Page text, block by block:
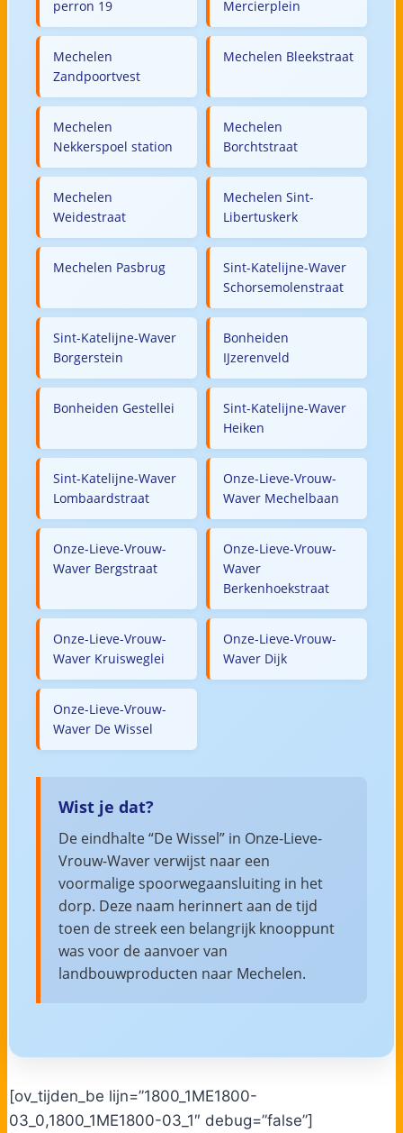
perron 19 Mercierplein
Mechelen
Zandpoortvest
Mechelen Bleekstraat
Mechelen
Nekkerspoel station
Mechelen
Borchtstraat
Mechelen
Weidestraat
Mechelen Sint-
Libertuskerk
Mechelen Pasbrug
Sint-Katelijne-Waver
Schorsemolenstraat
Sint-Katelijne-Waver
Borgerstein
Bonheiden
IJzerenveld
Bonheiden Gestellei
Sint-Katelijne-Waver
Heiken
Sint-Katelijne-Waver
Lombaardstraat
Onze-Lieve-Vrouw-
Waver Mechelbaan
Onze-Lieve-Vrouw-
Waver Bergstraat
Onze-Lieve-Vrouw-
Waver
Berkenhoekstraat
Onze-Lieve-Vrouw-
Waver Kruisweglei
Onze-Lieve-Vrouw-
Waver Dijk
Onze-Lieve-Vrouw-
Waver De Wissel
Wist je dat?
De eindhalte “De Wissel” in Onze-Lieve-
Vrouw-Waver verwijst naar een
voormalige spoorwegaansluiting in het
dorp. Deze naam herinnert aan de tijd
toen de streek een belangrijk knooppunt
was voor de aanvoer van
landbouwproducten naar Mechelen.
[ov_tijden_be lijn=”1800_1ME1800-
03_0,1800_1ME1800-03_1″ debug=”false”]